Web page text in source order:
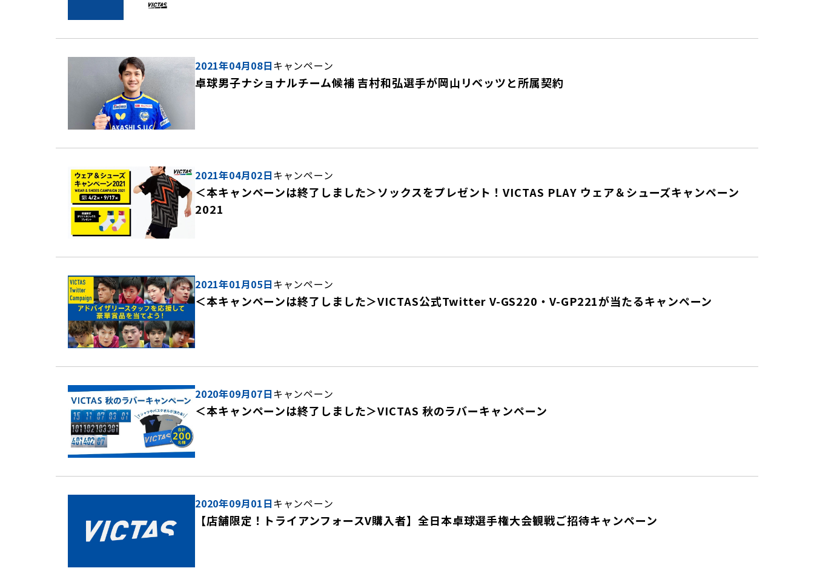
2021年04月08日キャンペーン
卓球男子ナショナルチーム候補 吉村和弘選手が岡山リベッツと所属契約
2021年04月02日キャンペーン
＜本キャンペーンは終了しました＞ソックスをプレゼント！VICTAS PLAY ウェア＆シューズキャンペーン
2021
2021年01月05日キャンペーン
＜本キャンペーンは終了しました＞VICTAS公式Twitter V-GS220・V-GP221が当たるキャンペーン
2020年09月07日キャンペーン
＜本キャンペーンは終了しました＞VICTAS 秋のラバーキャンペーン
2020年09月01日キャンペーン
【店舗限定！トライアンフォースV購入者】全日本卓球選手権大会観戦ご招待キャンペーン